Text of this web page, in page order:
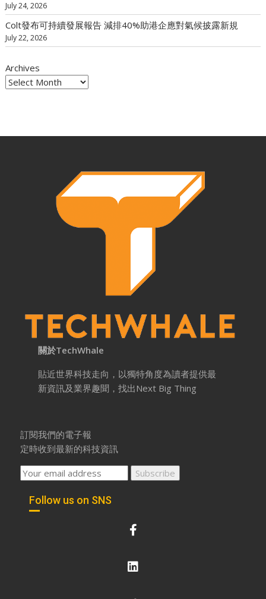
July 24, 2026
Colt發布可持續發展報告 減排40%助港企應對氣候披露新規
July 22, 2026
Archives
關於TechWhale
貼近世界科技走向，以獨特角度為讀者提供最
新資訊及業界趣聞，找出Next Big Thing
訂閱我們的電子報
定時收到最新的科技資訊
Follow us on SNS